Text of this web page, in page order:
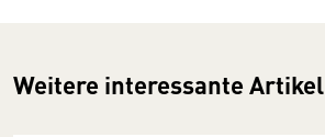
Weitere interessante Artikel